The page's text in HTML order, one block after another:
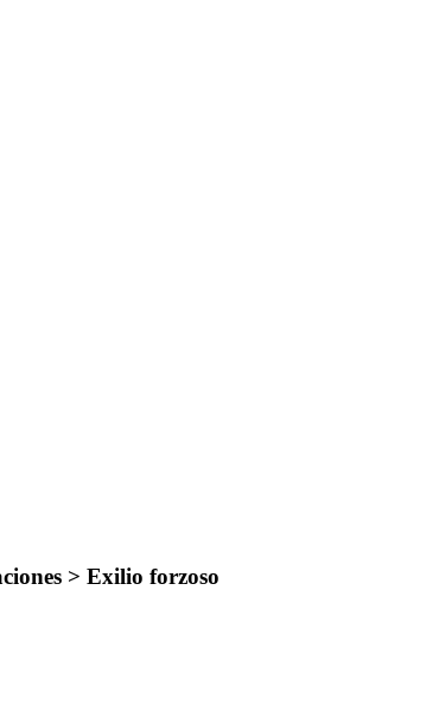
> Exilio forzoso